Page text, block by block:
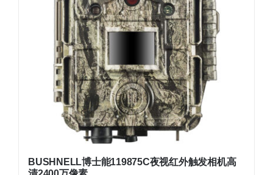
BUSHNELL博士能119875C夜视红外触发相机高